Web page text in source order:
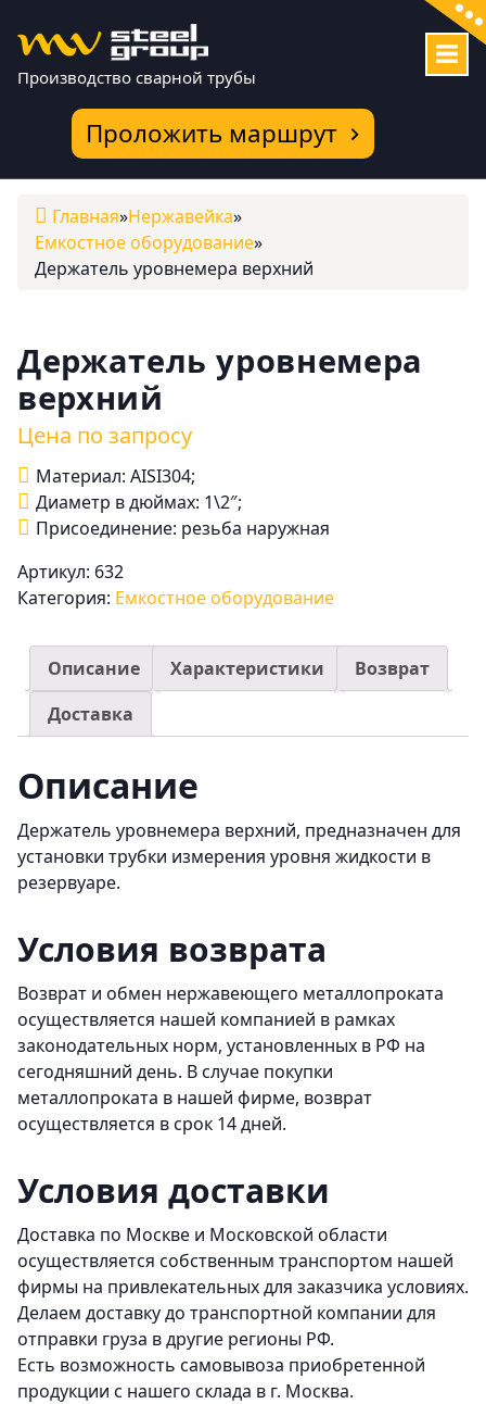
содержимому
Производство сварной трубы
Проложить маршрут
Главная»Нержавейка»
Емкостное оборудование»
Держатель уровнемера верхний
Держатель уровнемера
верхний
Цена по запросу
Материал: AISI304;
Диаметр в дюймах: 1\2″;
Присоединение: резьба наружная
Артикул: 632
Категория: Емкостное оборудование
Описание Характеристики
Возврат
Доставка
Описание
Держатель уровнемера верхний, предназначен для
установки трубки измерения уровня жидкости в
резервуаре.
Условия возврата
Возврат и обмен нержавеющего металлопроката
осуществляется нашей компанией в рамках
законодательных норм, установленных в РФ на
сегодняшний день. В случае покупки
металлопроката в нашей фирме, возврат
осуществляется в срок 14 дней.
Условия доставки
Доставка по Москве и Московской области
осуществляется собственным транспортом нашей
фирмы на привлекательных для заказчика условиях.
Делаем доставку до транспортной компании для
отправки груза в другие регионы РФ.
Есть возможность самовывоза приобретенной
продукции с нашего склада в г. Москва.